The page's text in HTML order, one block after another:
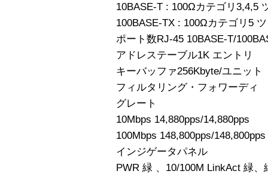
10BASE-T : 100Ωカテゴリ3,4,5
100BASE-TX : 100Ωカテゴリ5
ポート数RJ-45 10BASE-T/
アドレステーブル1K エントリ
キーバッファ256Kbyte/ユニット
フィルタリング・フォワーディ
グレート
10Mbps 14,880pps/14,880pps
100Mbps 148,800pps/148,800pps
インジゲータパネル
PWR 緑 、10/100M LinkAct 緑